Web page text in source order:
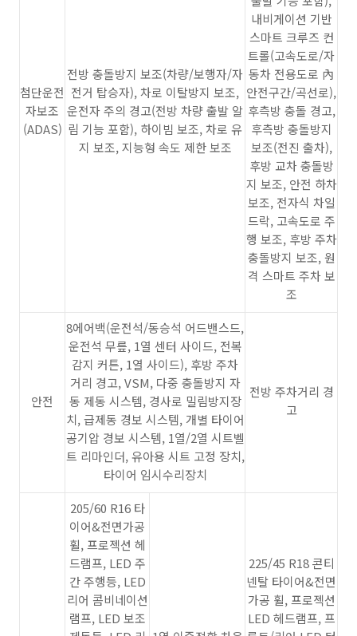
첨단운전
자보조
(ADAS)
전방 충돌방지 보조(차량/보행자/자
전거 탑승자), 차로 이탈방지 보조,
운전자 주의 경고(전방 차량 출발 알
림 기능 포함), 하이빔 보조, 차로 유
지 보조, 지능형 속도 제한 보조
내비게이션 기반
스마트 크루즈 컨
트롤(고속도로/자
동차 전용도로 內
안전구간/곡선로),
후측방 충돌 경고,
후측방 충돌방지
보조(전진 출차),
후방 교차 충돌방
지 보조, 안전 하차
보조, 전자식 차일
드락, 고속도로 주
행 보조, 후방 주차
충돌방지 보조, 원
격 스마트 주차 보
조
안전
8에어백(운전석/동승석 어드밴스드,
운전석 무릎, 1열 센터 사이드, 전복
감지 커튼, 1열 사이드), 후방 주차
거리 경고, VSM, 다중 충돌방지 자
동 제동 시스템, 경사로 밀림방지장
치, 급제동 경보 시스템, 개별 타이어
공기압 경보 시스템, 1열/2열 시트벨
트 리마인더, 유아용 시트 고정 장치,
타이어 임시수리장치
전방 주차거리 경
고
205/60 R16 타
이어&전면가공
휠, 프로젝션 헤
드램프, LED 주
간 주행등, LED
리어 콤비네이션
램프, LED 보조
225/45 R18 콘티
넨탈 타이어&전면
가공 휠, 프로젝션
LED 헤드램프, 프